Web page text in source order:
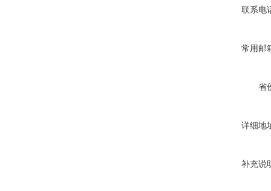
联系电
常用邮
省
详细地
补充说